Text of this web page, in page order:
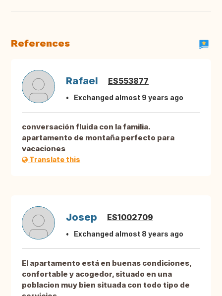
References
Rafael ES553877
Exchanged almost 9 years ago
conversación fluida con la familia.
apartamento de montaña perfecto para
vacaciones
Translate this
Josep ES1002709
Exchanged almost 8 years ago
El apartamento está en buenas condiciones,
confortable y acogedor, situado en una
poblacion muy bien situada con todo tipo de